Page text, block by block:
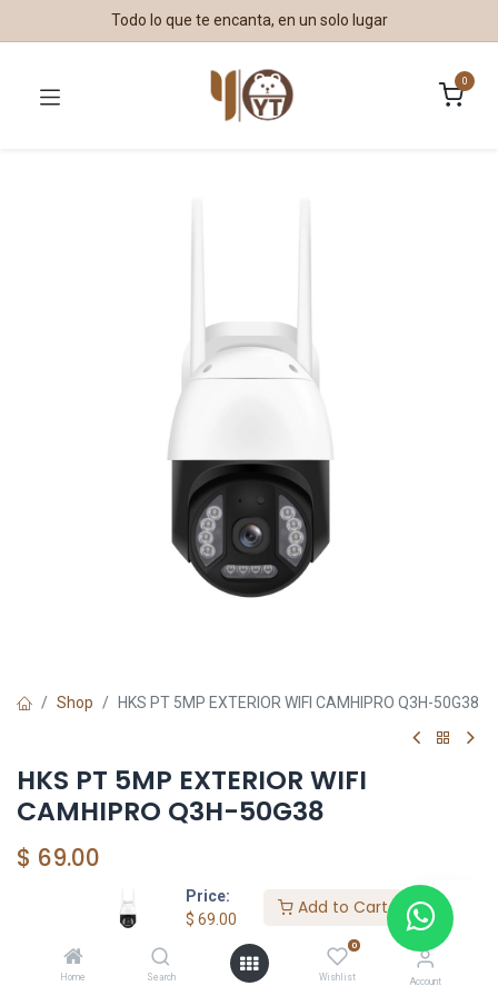
Price:
$ 69.00
Add to Cart
Home Search
0
Wishlist Account
Todo lo que te encanta, en un solo lugar
0
Shop HKS PT 5MP EXTERIOR WIFI CAMHIPRO Q3H-50G38
HKS PT 5MP EXTERIOR WIFI
CAMHIPRO Q3H-50G38
$ 69.00
Add to Cart
Agregar a la lista de deseos